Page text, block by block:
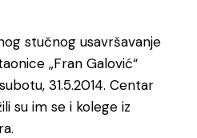
stučnog usavršavanje
„Fran Galović“
31.5.2014. Centar
su im se i kolege iz